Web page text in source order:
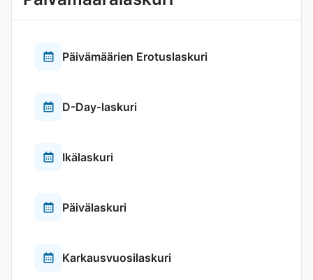
Päivämäärien Erotuslaskuri
D-Day-laskuri
Ikälaskuri
Päivälaskuri
Karkausvuosilaskuri